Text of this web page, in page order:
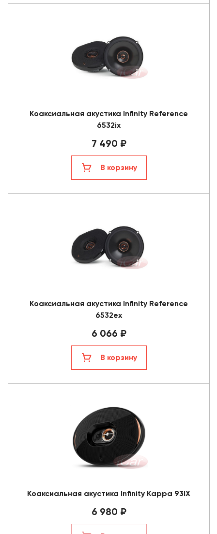
Коаксиальная акустика Infinity Reference
6532ix
7 490 ₽
В корзину
Коаксиальная акустика Infinity Reference
6532ex
6 066 ₽
В корзину
Коаксиальная акустика Infinity Kappa 93IX
6 980 ₽